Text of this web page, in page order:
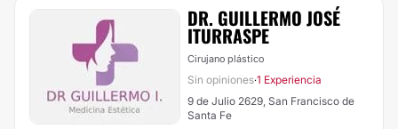
DR. GUILLERMO JOSÉ
ITURRASPE
Cirujano plástico
Sin opiniones·1 Experiencia
9 de Julio 2629, San Francisco de
Santa Fe